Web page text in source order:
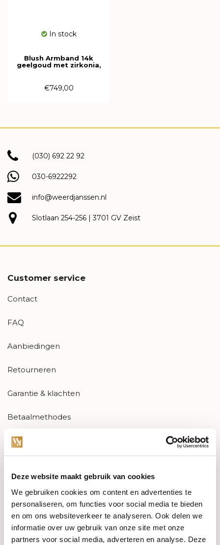
Deze website maakt gebruik van cookies
We gebruiken cookies om content en advertenties te
personaliseren, om functies voor social media te bieden
en om ons websiteverkeer te analyseren. Ook delen we
informatie over uw gebruik van onze site met onze
partners voor social media, adverteren en analyse. Deze
In stock
Blush Armband 14k
geelgoud met zirkonia,
€749,00
(030) 692 22 92
030-6922292
info@weerdjanssen.nl
Slotlaan 254-256 | 3701 GV Zeist
Customer service
Contact
FAQ
Aanbiedingen
Retourneren
Garantie & klachten
Betaalmethodes
Sitemap
Categories
Watches
Jewellery
Wedding rings